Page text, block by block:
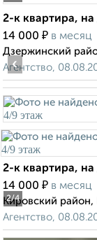
2-к квартира,
14 000 ₽ в месяц
Дзержинский
Агентство,
2/4
‹
2-к квартира,
14 000 ₽ в месяц
Кировский район,
Агентство,